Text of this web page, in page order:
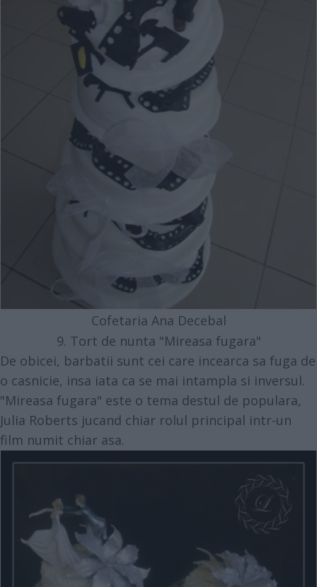
Cofetaria Ana Decebal
9. Tort de nunta "Mireasa fugara"
De obicei, barbatii sunt cei care incearca sa fuga de
o casnicie, insa iata ca se mai intampla si inversul.
"Mireasa fugara" este o tema destul de populara,
Julia Roberts jucand chiar rolul principal intr-un
film numit chiar asa.